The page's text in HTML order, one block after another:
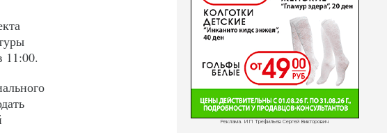
11:00.
Реклама. ИП Трефильев Сергей Викторович